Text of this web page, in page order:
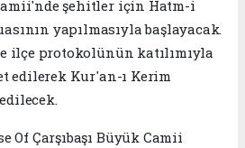
şehitler için Hatm-i
yapılmasıyla başlayacak.
ilçe protokolünün katılımıyla
edilerek Kur'an-ı Kerim
Of Çarşıbaşı Büyük Camii